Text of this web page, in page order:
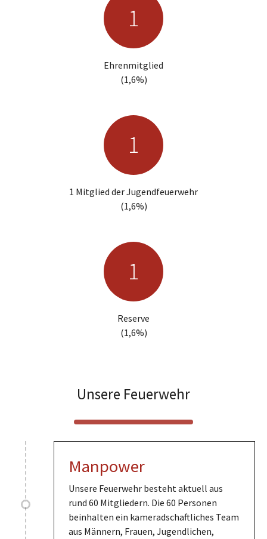
1
Ehrenmitglied
(1,6%)
1
1 Mitglied der Jugendfeuerwehr
(1,6%)
1
Reserve
(1,6%)
Unsere Feuerwehr
Manpower
Unsere Feuerwehr besteht aktuell aus
rund 60 Mitgliedern. Die 60 Personen
beinhalten ein kameradschaftliches Team
aus Männern, Frauen, Jugendlichen,